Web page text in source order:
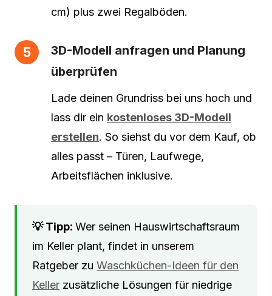
cm) plus zwei Regalböden.
3D-Modell anfragen und Planung
überprüfen
Lade deinen Grundriss bei uns hoch und
lass dir ein kostenloses 3D-Modell
erstellen. So siehst du vor dem Kauf, ob
alles passt – Türen, Laufwege,
Arbeitsflächen inklusive.
Wer seinen Hauswirtschaftsraum
im Keller plant, findet in unserem
Ratgeber zu Waschküchen-Ideen für den
Keller zusätzliche Lösungen für niedrige